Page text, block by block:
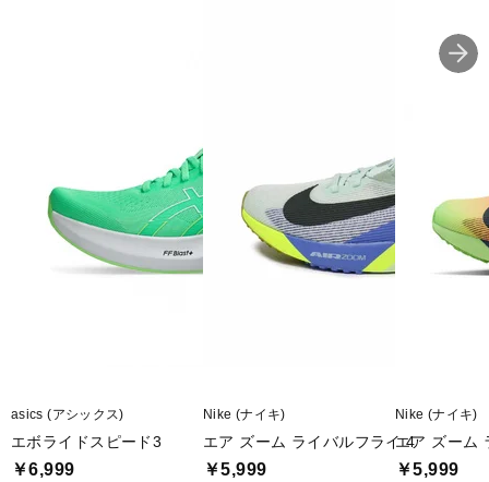
asics (アシックス)
エボライドスピード3
￥6,999
Nike (ナイキ)
エア ズーム ライバルフライ 4
￥5,999
Nike (ナイキ)
エア ズーム
￥5,999